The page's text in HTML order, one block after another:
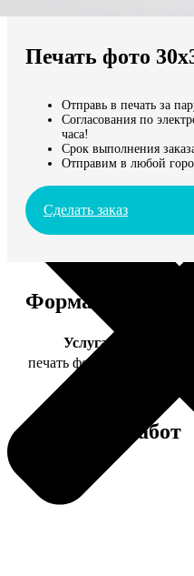
Мы доставляем по всему
Продолжить без города
Печать фото
Отправь в печать за
Согласования по
часа!
Срок выполнения
Отправим в любой
Сделать заказ
Форматы и цены
Услуга
печать фото 30х30
Примеры работ